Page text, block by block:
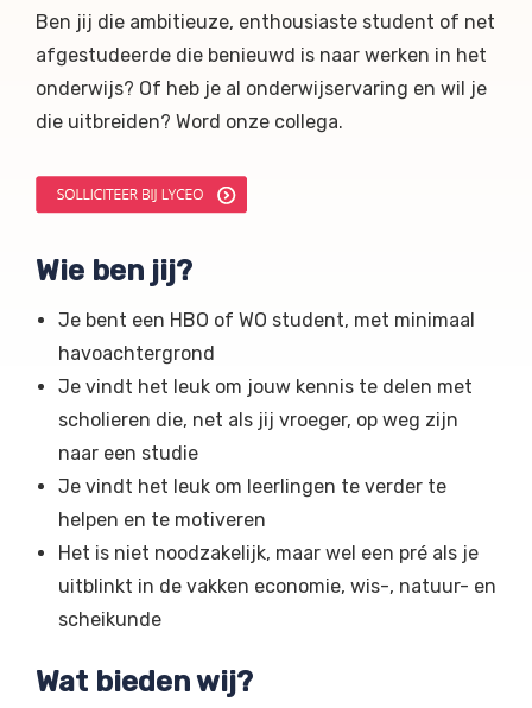
Ben jij die ambitieuze, enthousiaste student of net
afgestudeerde die benieuwd is naar werken in het
onderwijs? Of heb je al onderwijservaring en wil je
die uitbreiden? Word onze collega.
Wie ben jij?
Je bent een HBO of WO student, met minimaal
havoachtergrond
Je vindt het leuk om jouw kennis te delen met
scholieren die, net als jij vroeger, op weg zijn
naar een studie
Je vindt het leuk om leerlingen te verder te
helpen en te motiveren
Het is niet noodzakelijk, maar wel een pré als je
uitblinkt in de vakken economie, wis-, natuur- en
scheikunde
Wat bieden wij?